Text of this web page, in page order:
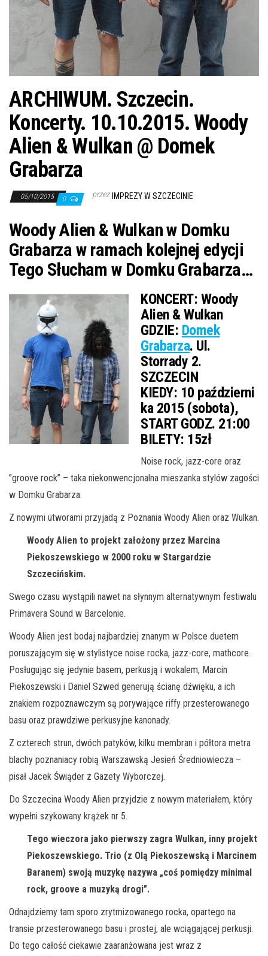
ARCHIWUM. Szczecin.
Koncerty. 10.10.2015. Woody
Alien & Wulkan @ Domek
Grabarza
05/10/2015 0 przez IMPREZY W SZCZECINIE
Woody Alien & Wulkan w Domku
Grabarza w ramach kolejnej edycji
Tego Słucham w Domku Grabarza…
KONCERT: Woody
Alien & Wulkan
GDZIE: Domek
Grabarza. Ul.
Storrady 2.
SZCZECIN
KIEDY: 10 październi
ka 2015 (sobota),
START GODZ. 21:00
BILETY: 15zł
Noise rock, jazz-core oraz
”groove rock” – taka niekonwencjonalna mieszanka stylów zagości
w Domku Grabarza.
Z nowymi utworami przyjadą z Poznania Woody Alien oraz Wulkan.
Woody Alien to projekt założony przez Marcina
Piekoszewskiego w 2000 roku w Stargardzie
Szczecińskim.
Swego czasu wystąpili nawet na słynnym alternatywnym festiwalu
Primavera Sound w Barcelonie.
Woody Alien jest bodaj najbardziej znanym w Polsce duetem
poruszającym się w stylistyce noise rocka, jazz-core, mathcore.
Posługując się jedynie basem, perkusją i wokalem, Marcin
Piekoszewski i Daniel Szwed generują ścianę dźwięku, a ich
znakiem rozpoznawczym są porywające riffy przesterowanego
basu oraz prawdziwe perkusyjne kanonady.
Z czterech strun, dwóch patyków, kilku membran i półtora metra
blachy poznaniacy robią Warszawską Jesień Średniowiecza –
pisał Jacek Świąder z Gazety Wyborczej.
Do Szczecina Woody Alien przyjdzie z nowym materiałem, który
wypełni szykowany krążek nr 5.
Tego wieczora jako pierwszy zagra Wulkan, inny projekt
Piekoszewskiego. Trio (z Olą Piekoszewską i Marcinem
Baranem) swoją muzykę nazywa „coś pomiędzy minimal
rock, groove a muzyką drogi”.
Odnajdziemy tam sporo zrytmizowanego rocka, opartego na
transie przesterowanego basu i prostej, ale wciągającej perkusji.
Do tego całość ciekawie zaaranżowana jest wraz z